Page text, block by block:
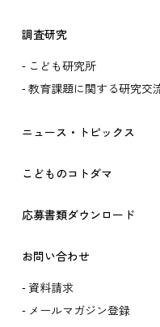
調査研究
こども研究所
教育課題に関する研究交
ニュース・トピックス
こどものコトダマ
応募書類ダウンロード
お問い合わせ
資料請求
メールマガジン登録